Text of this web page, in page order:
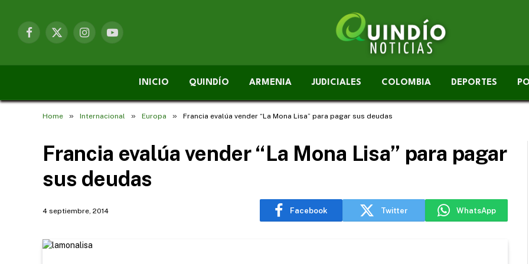
Facebook
X
InstagramYouTube
INICIO QUINDÍO ARMENIA JUDICIALES COLOMBIA DEPORTES
Home » Internacional » Europa » Francia evalúa vender “La Mona Lisa” para pagar sus deudas
Francia evalúa vender “La Mona Lisa” para pagar
sus deudas
4 septiembre, 2014 Facebook Twitter WhatsApp